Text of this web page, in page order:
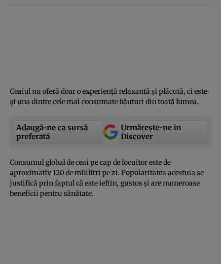
Ceaiul nu oferă doar o experienţă relaxantă şi plăcută, ci este
şi una dintre cele mai consumate băuturi din toată lumea.
Adaugă-ne ca sursă
preferată
Urmărește-ne in
Discover
Consumul global de ceai pe cap de locuitor este de
aproximativ 120 de mililitri pe zi. Popularitatea acestuia se
justifică prin faptul că este ieftin, gustos şi are numeroase
beneficii pentru sănătate.